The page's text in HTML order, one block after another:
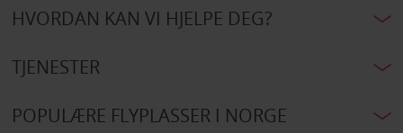
HVORDAN KAN VI HJELPE DEG?
TJENESTER
POPULÆRE FLYPLASSER I NORGE